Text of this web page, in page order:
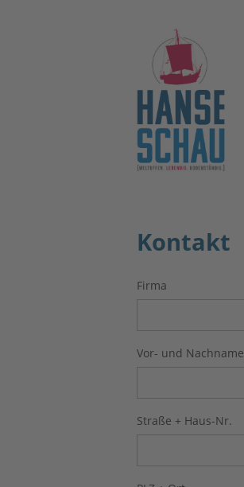
Kontakt
Firma
Vor- und Nachname
Straße + Haus-Nr.